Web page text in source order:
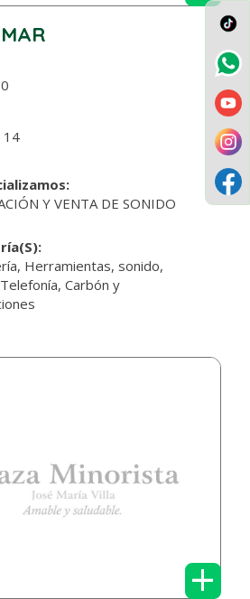
14
Y VENTA DE SONIDO
Herramientas, sonido,
Carbón y
+